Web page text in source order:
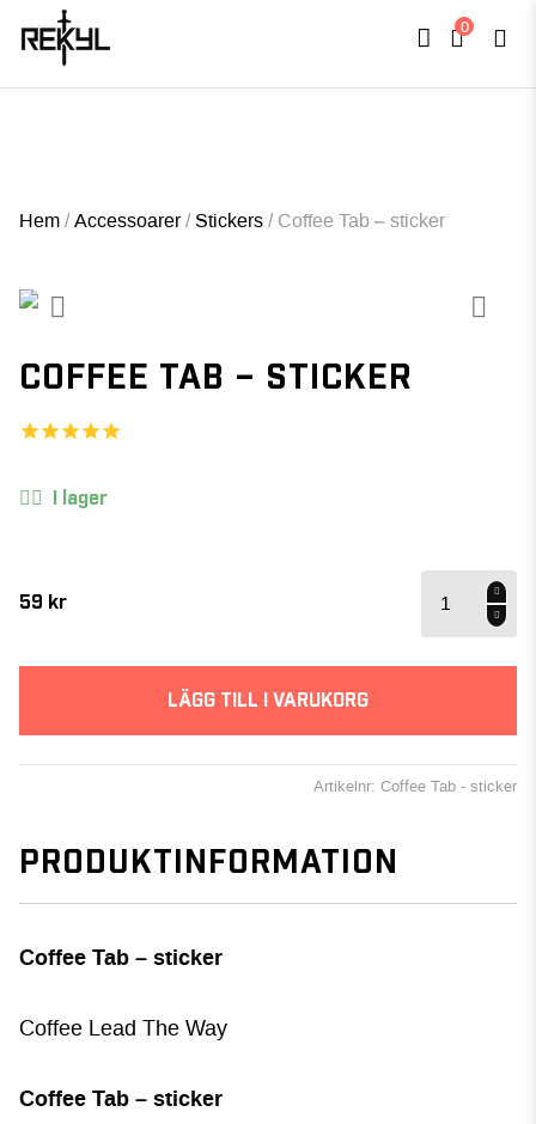
FULLT TRYCK I LEDNINGAR- MEDFÖR LÄNGRE LEVERANSTID - FRI FRAKT
0
Hem/Accessoarer/ Stickers/Coffee Tab – sticker
COFFEE TAB – STICKER
I lager
59 kr
Tab -
LÄGG TILL I VARUKORG
Artikelnr: Coffee Tab - sticker
PRODUKTINFORMATION
Coffee Tab – sticker
Coffee Lead The Way
Coffee Tab – sticker